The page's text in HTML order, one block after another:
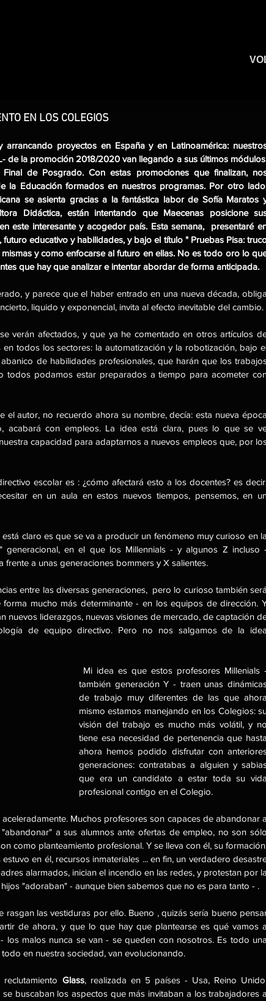
EN LOS COLEGIOS
proyectos en España y en Latinoamérica:
de la promoción 2018/2020 van llegando a sus últimos
de Posgrado. Con estas promociones que finalizan,
la Educación formados en nuestros programas. Por otro
se asienta gracias a la fantástica labor de Sofía Maratos
Didáctica, están intentando que Maecenas posicione
este interesante y acogedor país. Esta semana,  presentaré
educativo y habilidades, y bajo el título " Pruebas Pisa:
y como enfocarse al futuro en ellas. No es todo oro lo
que hay que analizar e intentar abordar de forma anticipada.
y parece que el haber entrado en una nueva década, obliga
liquido y exponencial, invita al efecto inevitable del cambio.
verán afectados, y que ya he comentado en otros artículos
todos los sectores: la automatización y la robotización, bajo
de habilidades profesionales, que harán que los
todos podamos estar preparados a tiempo para acometer
el autor, no recuerdo ahora su nombre, decía: esta nueva época
acabará con empleos. La idea está clara, pues lo que se
capacidad para adaptarnos a nuevos empleos que, por
escolar es : ¿cómo afectará esto a los docentes? es
en un aula en estos nuevos tiempos, pensemos, en
claro es que se va a producir un fenómeno muy curioso en la
generacional, en el que los Millennials - y algunos Z incluso -
frente a unas generaciones bommers y X salientes.
entre las diversas generaciones,  pero lo curioso también será
mucho más determinante - en los equipos de dirección.
nuevos liderazgos, nuevas visiones de mercado, de captación
de equipo directivo. Pero no nos salgamos de la idea
también generación Y - traen unas
de trabajo muy diferentes de las que ahora
mismo estamos manejando en los Colegios:
visión del trabajo es mucho más volátil, y no
tiene esa necesidad de pertenencia que hasta
ahora hemos podido disfrutar con
generaciones: contratabas a alguien y
que era un candidato a estar toda su vida
profesional contigo en el Colegio.
Muchos profesores son capaces de abandonar a
a sus alumnos ante ofertas de empleo, no son sólo
como planteamiento profesional. Y se lleva con él, su
en él, recursos inmateriales ... en fin, un verdadero
alarmados, inician el incendio en las redes, y protestan por la
"adoraban" - aunque bien sabemos que no es para tanto - .
rasgan las vestiduras por ello. Bueno , quizás sería bueno
de ahora, y que lo que hay que plantearse es qué vamos a
los malos nunca se van - se queden con nosotros. Es todo una
en nuestra sociedad, van evolucionando.
Glass, realizada en 5 países - Usa, Reino
buscaban los aspectos que más invitaban a los trabajadores a